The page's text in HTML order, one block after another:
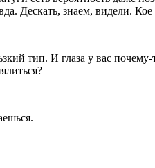
Дескать, знаем, видели.
тип. И глаза у вас